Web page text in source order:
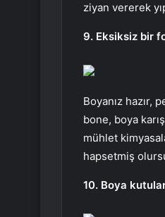
ziyan vererek
9. Eksiksiz bir
Boyanız hazır,
bone, boya
mühlet
hapsetmiş
10. Boya